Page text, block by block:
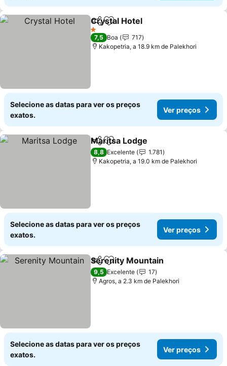
PartilharAdicionar aos favoritos
Crystal Hotel
1 Estrelas
7,5 Boa
717
Kakopetria, a 18.9 km de Palekhori
Selecione as datas para ver os preços
exatos.
Ver preços
PartilharAdicionar aos favoritos
Maritsa Lodge
8,8 Excelente
1.781
Kakopetria, a 19.0 km de Palekhori
Selecione as datas para ver os preços
exatos.
Ver preços
PartilharAdicionar aos favoritos
Serenity Mountain
9,5 Excelente
17
Agros, a 2.3 km de Palekhori
Selecione as datas para ver os preços
exatos.
Ver preços